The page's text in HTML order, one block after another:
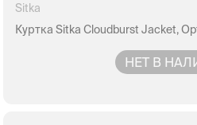
Sitka
Куртка Sitka Cloudburst Jacket,
НЕТ В